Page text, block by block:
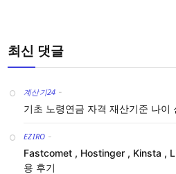
최신 댓글
계산기24 -
기초 노령연금 자격 재산기준 나이
EZIRO -
Fastcomet , Hostinger , Kinsta ,
용 후기